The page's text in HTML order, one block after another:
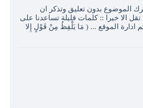
الموضوع بدون تعليق وتذكر ان
الا خيرا :: كلمات قليلة تساعدنا على
ادارة الموقع ... ( مَا يَلْفِظُ مِنْ قَوْلٍ إِلا